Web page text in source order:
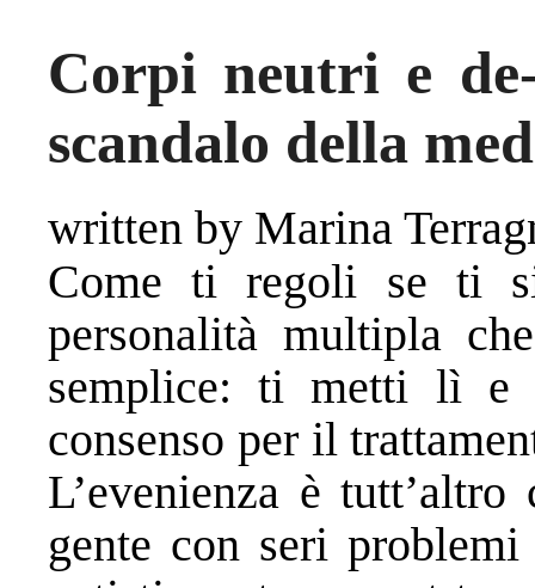
Corpi neutri e
scandalo della
written by Marina
Come ti regoli se ti
personalità multipla
semplice: ti metti lì e
consenso per il
L’evenienza è
gente con seri